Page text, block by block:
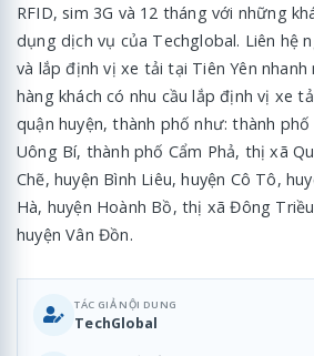
RFID, sim 3G và 12 tháng với những
dụng dịch vụ của Techglobal. Liên hệ
và lắp định vị xe tải tại Tiên Yên nhanh
hàng khách có nhu cầu lắp định vị xe
quận huyện, thành phố như: thành
Uông Bí, thành phố Cẩm Phả, thị xã
Chẽ, huyện Bình Liêu, huyện Cô Tô,
Hà, huyện Hoành Bồ, thị xã Đông
huyện Vân Đồn.
TÁC GIẢ NỘI DUNG
TechGlobal